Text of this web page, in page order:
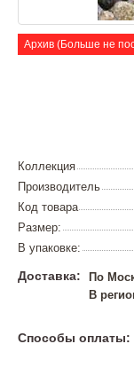
Архив (Больше не
Коллекция
Производитель
Код товара
Размер:
В упаковке:
Доставка: По
В
Способы оплаты: